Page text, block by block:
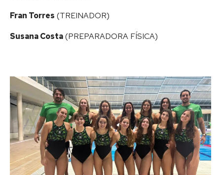
Fran Torres (TREINADOR)
Susana Costa(PREPARADORA FÍSICA)